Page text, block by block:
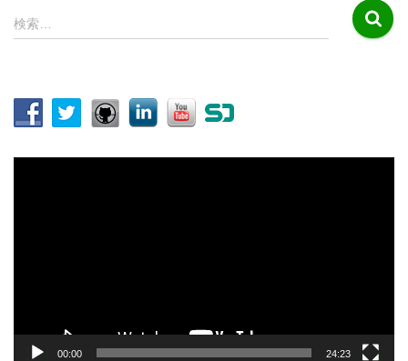
検
索
検索…
00:00 24:23